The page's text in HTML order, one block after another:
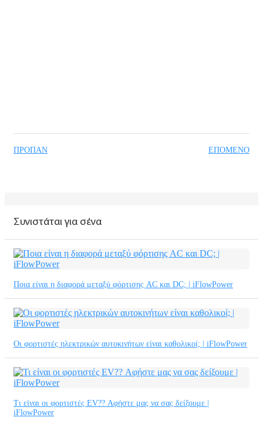
ΠΡΟΠΑΝ ΕΠΌΜΕΝΟ
Συνιστάται για σένα
Ποια είναι η διαφορά μεταξύ φόρτισης AC και DC; | iFlowPower
Οι φορτιστές ηλεκτρικών αυτοκινήτων είναι καθολικοί; | iFlowPower
Τι είναι οι φορτιστές EV?? Αφήστε μας να σας δείξουμε |
iFlowPower